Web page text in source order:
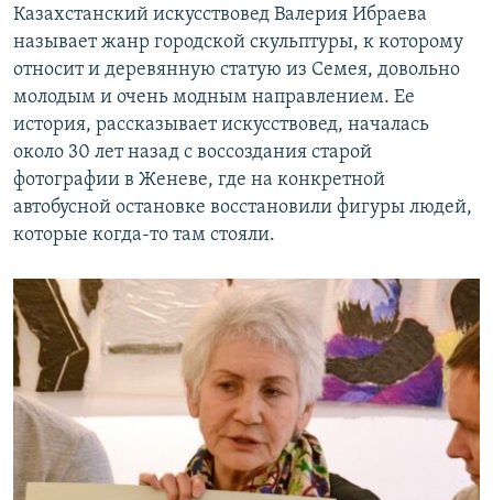
Казахстанский искусствовед Валерия Ибраева
называет жанр городской скульптуры, к которому
относит и деревянную статую из Семея, довольно
молодым и очень модным направлением. Ее
история, рассказывает искусствовед, началась
около 30 лет назад с воссоздания старой
фотографии в Женеве, где на конкретной
автобусной остановке восстановили фигуры людей,
которые когда-то там стояли.